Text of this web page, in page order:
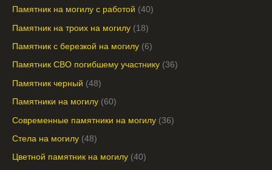
Памятник на могилу с работой 40
Памятник на троих на могилу 18
Памятник с березкой на могилу 6
Памятник СВО погибшему участнику 36
Памятник черный 48
Памятники на могилу 60
Современные памятники на могилу 36
Стела на могилу 48
Цветной памятник на могилу 40